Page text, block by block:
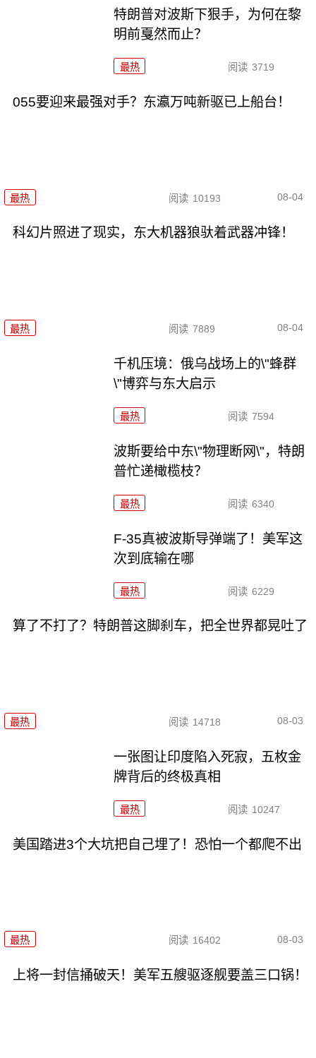
特朗普对波斯下狠手，为何在黎
明前戛然而止？
最热 阅读 3719
055要迎来最强对手？东瀛万吨新驱已上船台！
最热 阅读 10193 08-04
科幻片照进了现实，东大机器狼驮着武器冲锋！
最热 阅读 7889 08-04
千机压境：俄乌战场上的\"蜂群
\"博弈与东大启示
最热 阅读 7594
波斯要给中东\"物理断网\"，特朗
普忙递橄榄枝？
最热 阅读 6340
F-35真被波斯导弹端了！美军这
次到底输在哪
最热 阅读 6229
算了不打了？特朗普这脚刹车，把全世界都晃吐了
最热 阅读 14718 08-03
一张图让印度陷入死寂，五枚金
牌背后的终极真相
最热 阅读 10247
美国踏进3个大坑把自己埋了！恐怕一个都爬不出
最热 阅读 16402 08-03
上将一封信捅破天！美军五艘驱逐舰要盖三口锅！